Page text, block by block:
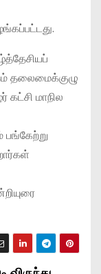
தலைமைக்குழு
மாநில